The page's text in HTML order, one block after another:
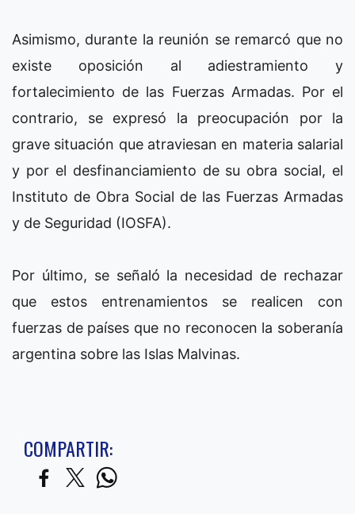
Asimismo, durante la reunión se remarcó que no
existe oposición al adiestramiento y
fortalecimiento de las Fuerzas Armadas. Por el
contrario, se expresó la preocupación por la
grave situación que atraviesan en materia salarial
y por el desfinanciamiento de su obra social, el
Instituto de Obra Social de las Fuerzas Armadas
y de Seguridad (IOSFA).
Por último, se señaló la necesidad de rechazar
que estos entrenamientos se realicen con
fuerzas de países que no reconocen la soberanía
argentina sobre las Islas Malvinas.
COMPARTIR: